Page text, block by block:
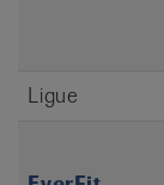
Ligue